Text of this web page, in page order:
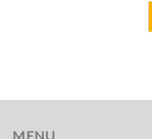
MENU